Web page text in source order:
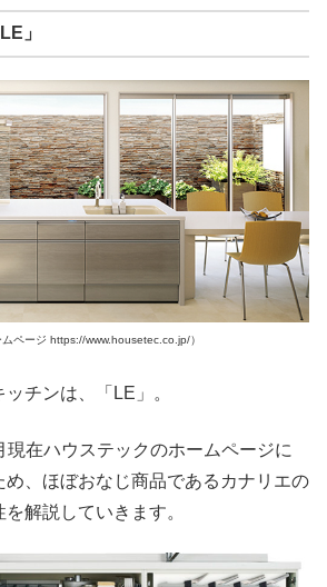
」
ページ https://www.housetec.co.jp/）
チンは、「LE」。
現在ハウステックのホームページに
め、ほぼおなじ商品であるカナリエの
解説していきます。